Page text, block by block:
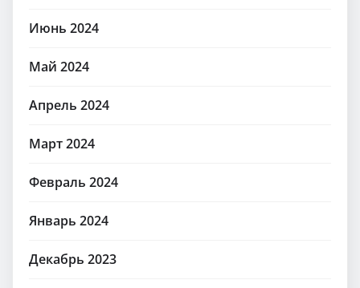
Июнь 2024
Май 2024
Апрель 2024
Март 2024
Февраль 2024
Январь 2024
Декабрь 2023